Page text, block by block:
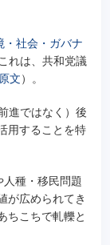
・社会・ガバナ
れは、共和党議
文）。
進ではなく）後
用することを特
種・移民問題
が広められてき
ちこちで軋轢と